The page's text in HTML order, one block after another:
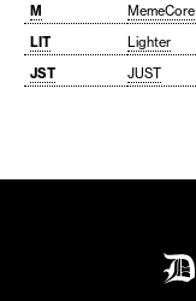
M
MemeCore
LIT
Lighter
JST
JUST